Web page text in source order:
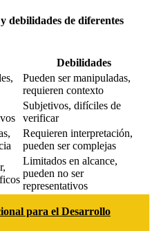
debilidades de diferentes
Debilidades
Pueden ser manipuladas,
requieren contexto
Subjetivos, difíciles de
verificar
Requieren interpretación,
pueden ser complejas
Limitados en alcance,
pueden no ser
representativos
para el Desarrollo